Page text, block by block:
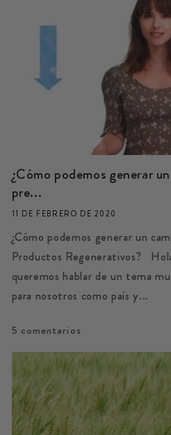
¿Cómo podemos generar
pre...
11 DE FEBRERO DE 2020
¿Cómo podemos generar un
Productos Regenerativos?
queremos hablar de un tema
para nosotros como país y...
5 comentarios